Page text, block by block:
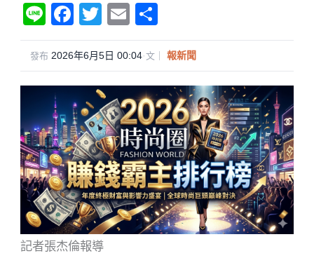
Li
n
e
F
a
c
e
b
o
o
k
T
wi
tt
er
E
m
ail
享
發布 2026年6月5日 00:04·文｜ 報新聞
記者張杰倫報導